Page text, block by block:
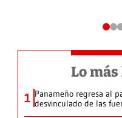
Lo
1 Panameño regresa al
desvinculado de las